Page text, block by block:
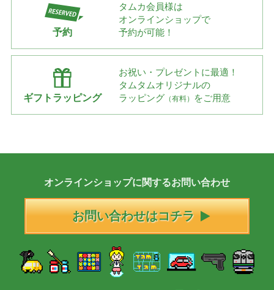
予約
タムカ会員様は
オンラインショップで
予約が可能！
ギフトラッピング
お祝い・プレゼントに最適！
タムタムオリジナルの
ラッピング （有料） をご用意
オンラインショップに関するお問い合わせ
お問い合わせはコチラ